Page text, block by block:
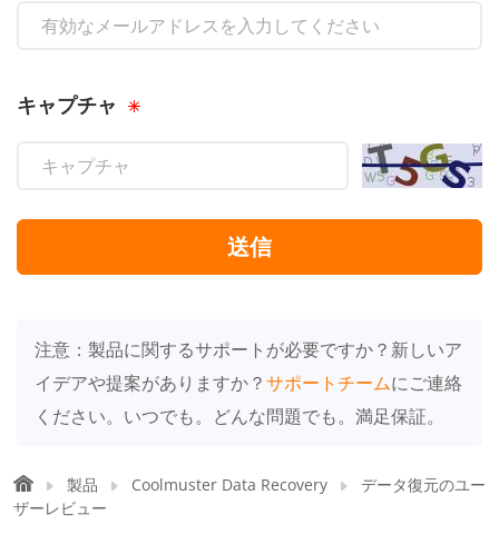
キャプチャ
送信
注意：製品に関するサポートが必要ですか？新しいア
イデアや提案がありますか？サポートチームにご連絡
ください。いつでも。どんな問題でも。満足保証。
製品 Coolmuster Data Recovery
データ復元のユー
ザーレビュー